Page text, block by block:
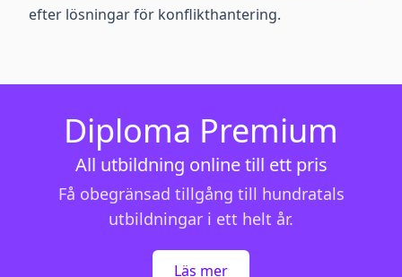
efter lösningar för konflikthantering.
Diploma Premium
All utbildning online till ett pris
Få obegränsad tillgång till hundratals
utbildningar i ett helt år.
Läs mer